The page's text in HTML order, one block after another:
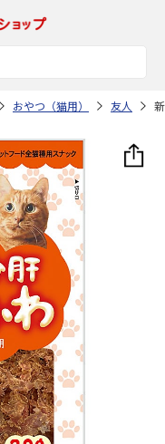
おやつ（猫用） 友人